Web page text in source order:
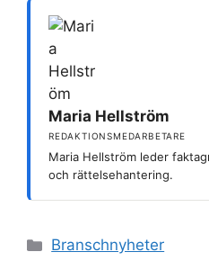
Maria Hellström
REDAKTIONSMEDARBETARE
Maria Hellström leder
och rättelsehantering.
Kategorier
Branschnyheter